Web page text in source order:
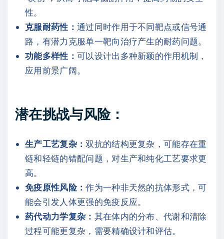
性。
克服耐药性： 通过同时作用于不同靶点或信号通
路，有潜力克服单一靶向治疗产生的耐药问题。
功能多样性： 可以设计出多种新颖的作用机制，
应用前景广阔。
潜在挑战与风险：
生产工艺复杂：双抗的结构更复杂，可能存在重
链和轻链的错配问题，对生产和纯化工艺要求更
高。
免疫原性风险：作为一种非天然的抗体形式，可
能会引发人体更强的免疫反应。
药代动力学复杂： 其在体内的分布、代谢和清除
过程可能更复杂，需要精确设计和评估。